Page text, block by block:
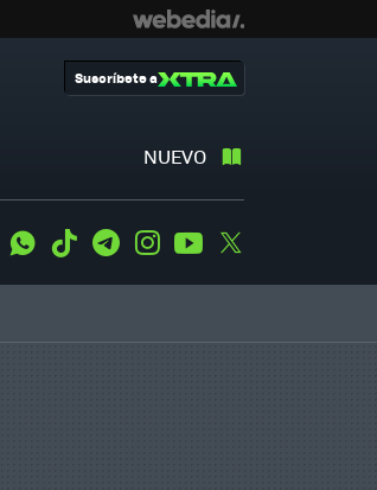
NUEVO
Suscríbete a
WhatsApp
Tiktok TelegramInstagramYoutube